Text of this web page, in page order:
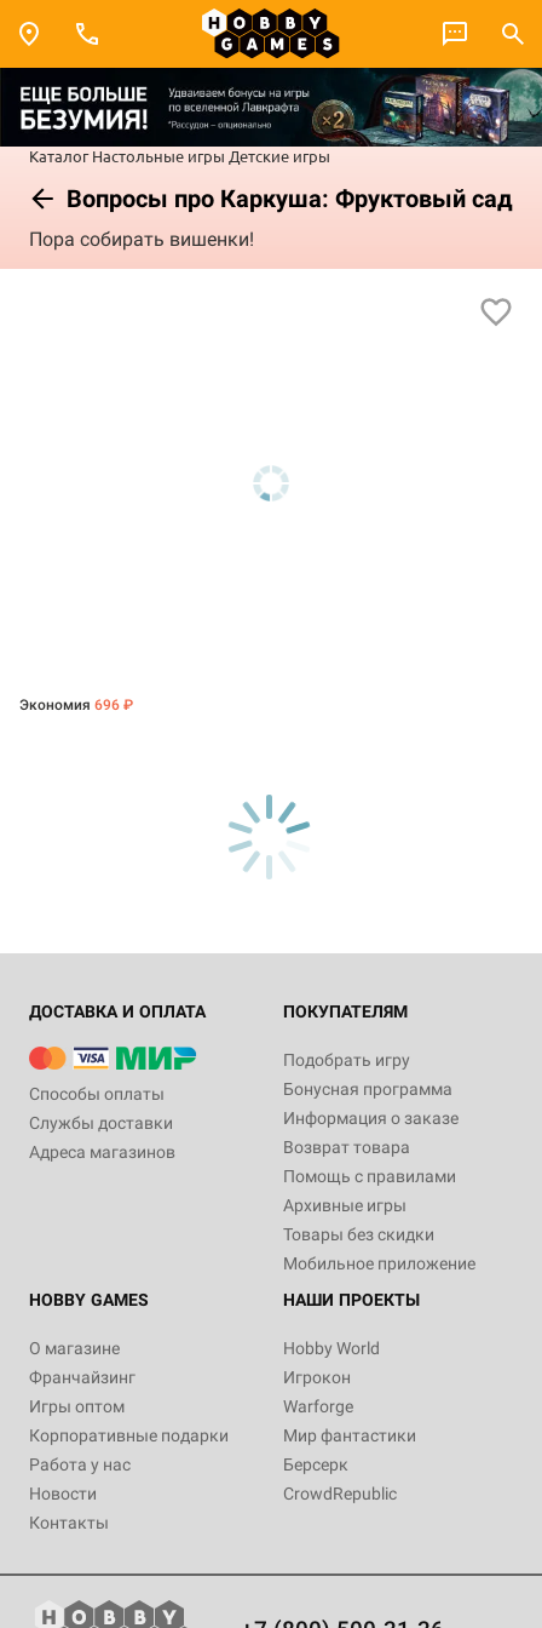
Каталог Настольные игры Детские игры
Вопросы про Каркуша: Фруктовый сад
Пора собирать вишенки!
Экономия 696 ₽
ДОСТАВКА И ОПЛАТА
Способы оплаты
Службы доставки
Адреса магазинов
ПОКУПАТЕЛЯМ
Подобрать игру
Бонусная программа
Информация о заказе
Возврат товара
Помощь с правилами
Архивные игры
Товары без скидки
Мобильное приложение
HOBBY GAMES
О магазине
Франчайзинг
Игры оптом
Корпоративные подарки
Работа у нас
Новости
Контакты
НАШИ ПРОЕКТЫ
Hobby World
Игрокон
Warforge
Мир фантастики
Берсерк
CrowdRepublic